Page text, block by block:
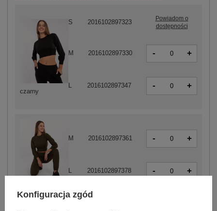
czarny
S 2016102897323
Powiadom o
dostępności
M 2016102897330 - +
L 2016102897347 - +
khaki
M 2016102897361 - +
L 2016102897378 - +
Konfiguracja zgód